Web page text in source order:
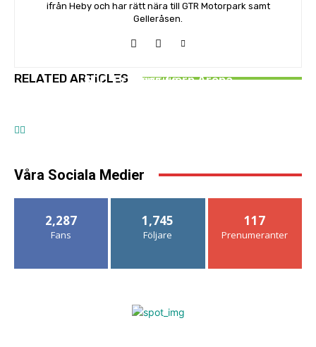
ifrån Heby och har rätt nära till GTR Motorpark samt
Gelleråsen.
RELATED ARTICLESSDC-Premiär Tierp Arena
DRIFTING
Våra Sociala Medier
2,287
Fans
1,745
Följare
117
Prenumeranter